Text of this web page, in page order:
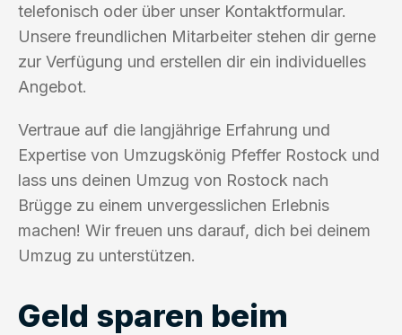
telefonisch oder über unser Kontaktformular.
Unsere freundlichen Mitarbeiter stehen dir gerne
zur Verfügung und erstellen dir ein individuelles
Angebot.
Vertraue auf die langjährige Erfahrung und
Expertise von Umzugskönig Pfeffer Rostock und
lass uns deinen Umzug von Rostock nach
Brügge zu einem unvergesslichen Erlebnis
machen! Wir freuen uns darauf, dich bei deinem
Umzug zu unterstützen.
Geld sparen beim